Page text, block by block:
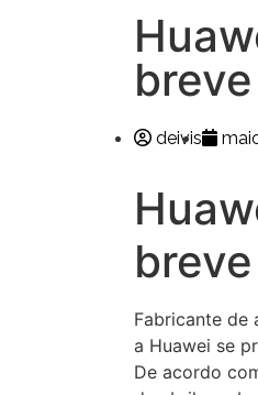
deivis
Fabricante de
a Huawei se
De acordo